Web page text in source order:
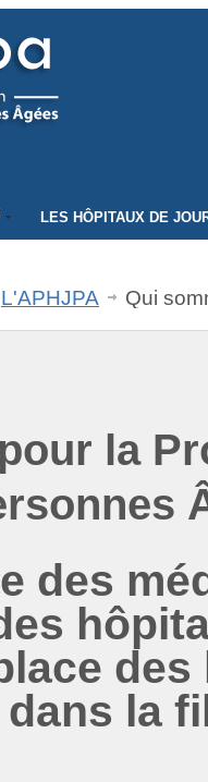
LES HÔPITAUX DE
L'APHJPA Qui
la P
des
la